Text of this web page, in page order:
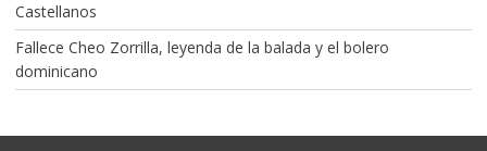
Castellanos
Fallece Cheo Zorrilla, leyenda de la balada y el bolero
dominicano